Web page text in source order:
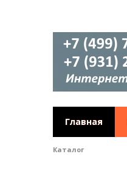
Главная
Каталог